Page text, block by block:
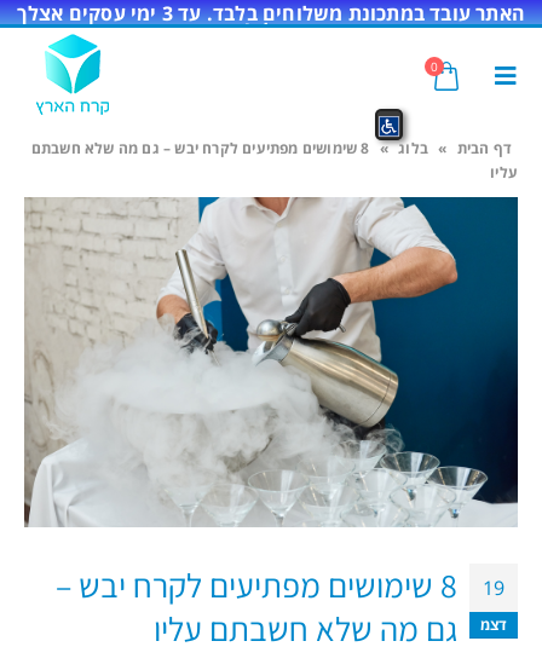
האתר עובד במתכונת משלוחים בלבד. עד 3 ימי עסקים אצלך
בדלת!
0
דף הבית » בלוג »
8 שימושים מפתיעים לקרח יבש – גם מה שלא חשבתם
עליו
19
דצמ
8 שימושים מפתיעים לקרח יבש –
גם מה שלא חשבתם עליו